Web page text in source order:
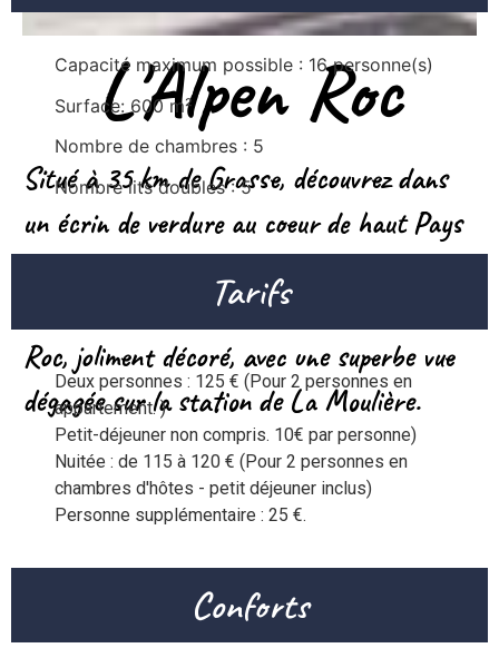
L'Alpen Roc
Situé à 35 km de Grasse, découvrez dans
un écrin de verdure au coeur de haut Pays
appartements de charme du chalet l'Alpen
Roc, joliment décoré, avec une superbe vue
dégagée sur la station de La Moulière.
Capacité maximum possible : 16 personne(s)
Surface: 600 m²
Nombre de chambres : 5
Nombre lits doubles : 5
Tarifs
Deux personnes : 125 € (Pour 2 personnes en
appartement. )
Petit-déjeuner non compris. 10€ par personne)
Nuitée : de 115 à 120 € (Pour 2 personnes en
chambres d'hôtes - petit déjeuner inclus)
Conforts